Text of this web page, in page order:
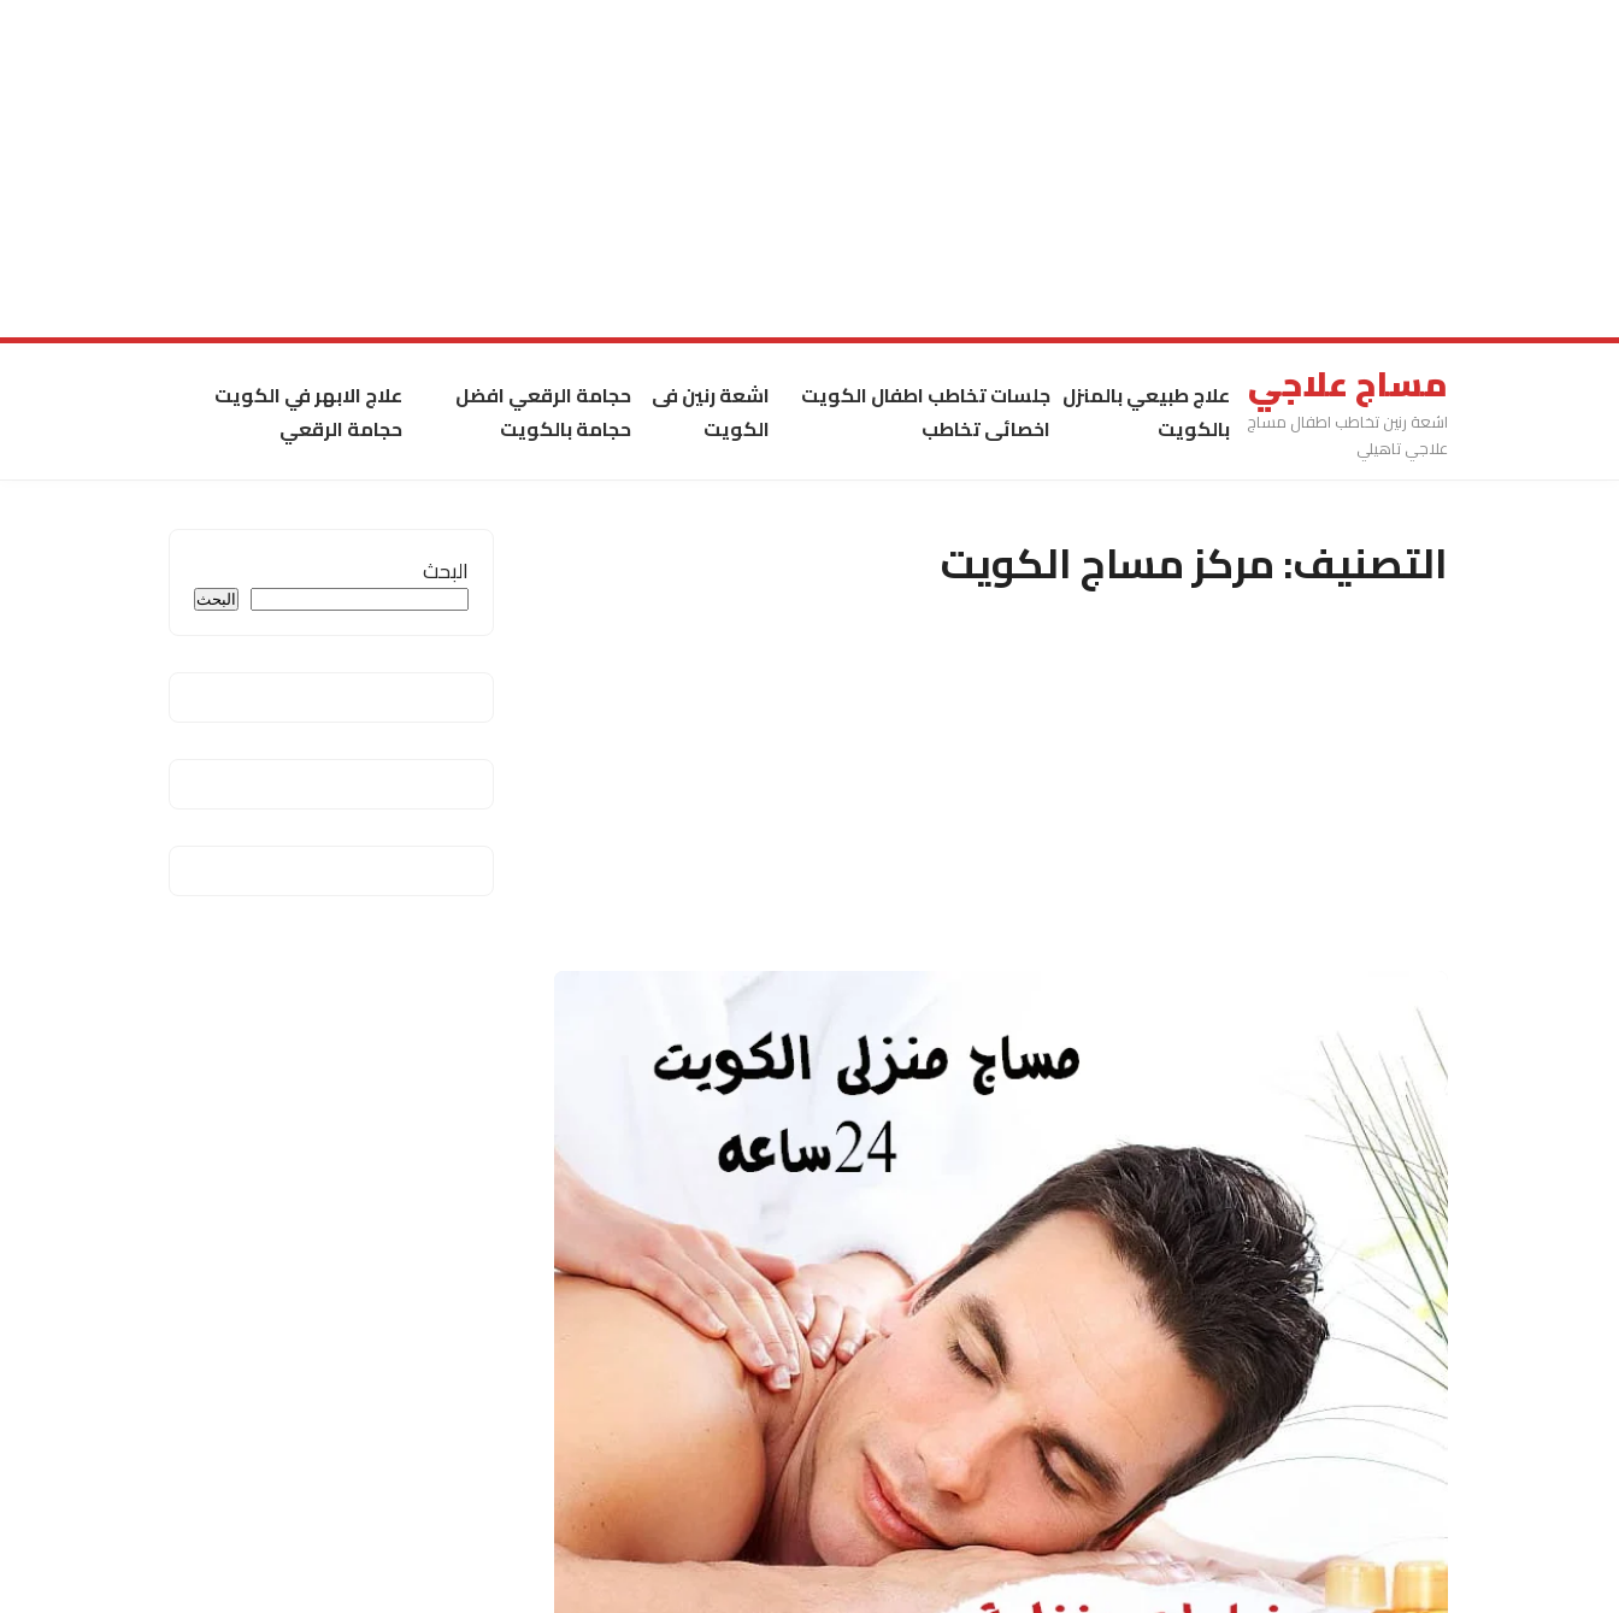
مساج علاجي
اشعة رنين تخاطب اطفال مساج
علاجي تاهيلي
علاج طبيعي بالمنزل
بالكويت
جلسات تخاطب اطفال الكويت
اخصائى تخاطب
اشعة رنين فى
الكويت
حجامة الرقعي افضل
حجامة بالكويت
علاج الابهر في الكويت
حجامة الرقعي
التصنيف:مركز مساج الكويت البحث
البحث